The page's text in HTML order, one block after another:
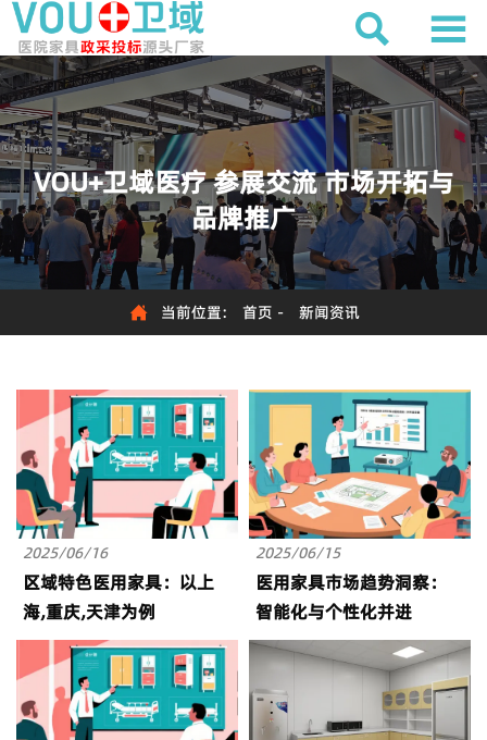
 
VOU+卫域医疗 参展交流 市场开拓与
品牌推广
 当前位置: 首页 - 新闻资讯
2025/06/16
区域特色医用家具：以上
海,重庆,天津为例
2025/06/15
医用家具市场趋势洞察：
智能化与个性化并进